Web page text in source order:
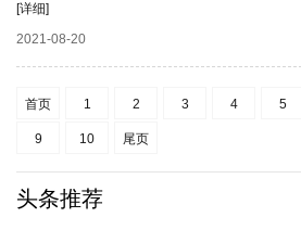
[详细]
2021-08-20
首页 1 2 3 4 5
9 10 尾页
头条推荐